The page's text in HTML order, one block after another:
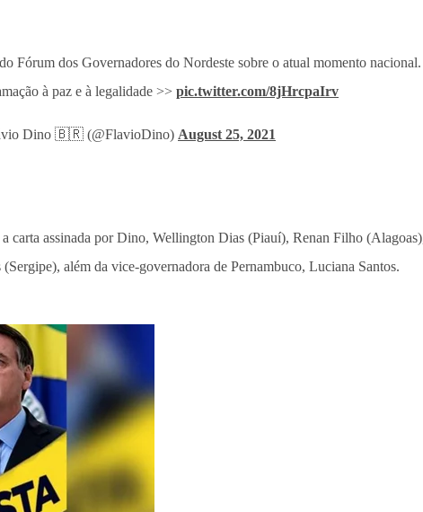
Fórum dos Governadores do Nordeste sobre o atual momento
à paz e à legalidade >> pic.twitter.com/8jHrcpaIrv
Dino 🇧🇷 (@FlavioDino) August 25, 2021
carta assinada por Dino, Wellington Dias (Piauí), Renan Filho
além da vice-governadora de Pernambuco, Luciana Santos.